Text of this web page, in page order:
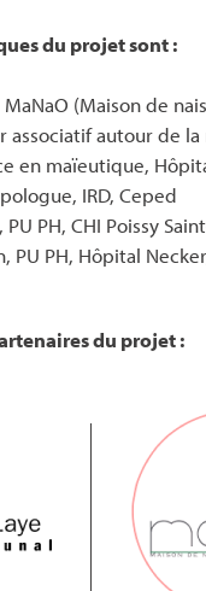
du projet sont :
(Maison de
autour de la
en maïeutique,
IRD, Ceped
PH, CHI Poissy
PH, Hôpital
du projet :